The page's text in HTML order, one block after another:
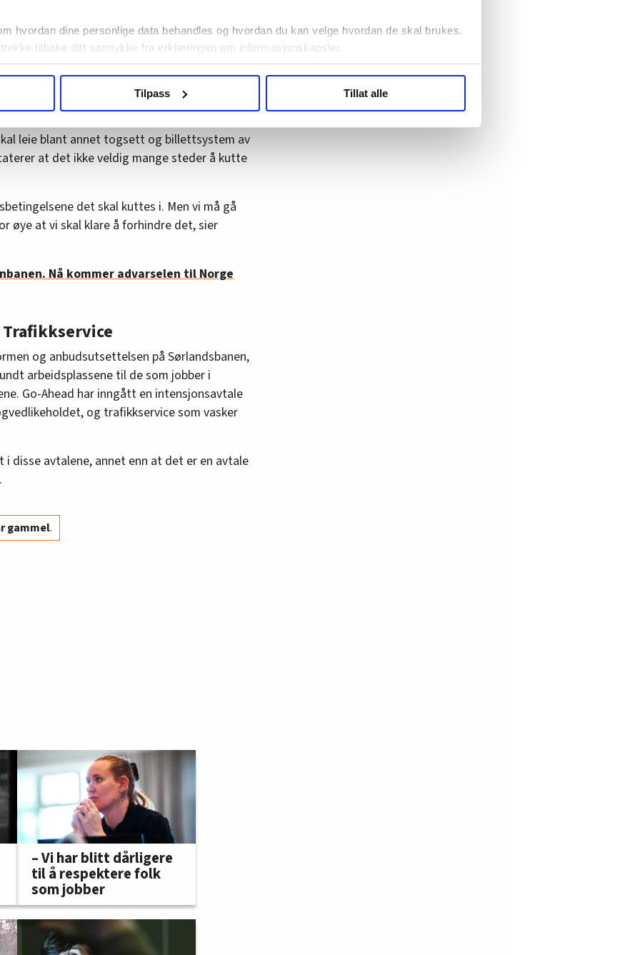
hvordan dine personlige data behandles og hvordan du kan velge hvordan de skal brukes.
tilbake ditt samtykke fra erklæringen om informasjonskapsler.
hk-nytt.no og fontene.no bruker informasjonskapsler (cookies) for å lære
slik at vi tilby relevant innhold, tilpassede annonser og utarbeide statistikk.
oversikten lengre ned på denne siden.
Tilpass Tillat alle
leie blant annet togsett og billettsystem av
at det ikke veldig mange steder å kutte
det skal kuttes i. Men vi må gå
øye at vi skal klare å forhindre det, sier
Nå kommer advarselen til Norge
og anbudsutsettelsen på Sørlandsbanen,
arbeidsplassene til de som jobber i
Go-Ahead har inngått en intensjonsavtale
og trafikkservice som vasker
disse avtalene, annet enn at det er en avtale
gammel.
– Vi har blitt dårligere
til å respektere folk
som jobber